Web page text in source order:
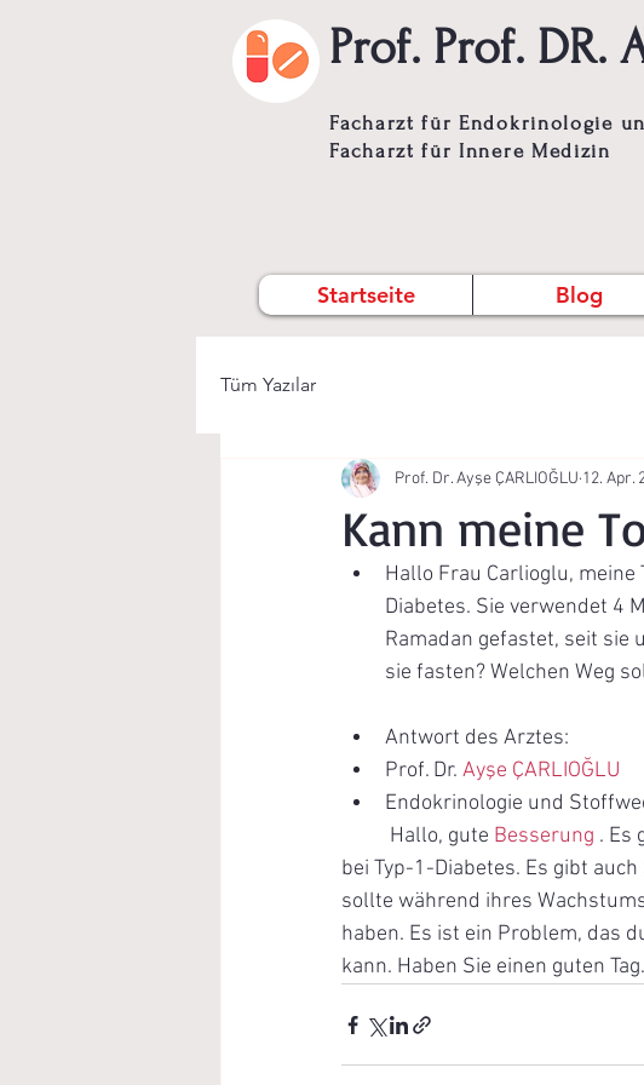
Prof. Prof. DR.
Facharzt für Endokrinologie
Facharzt für Innere Medizin
Startseite Blog
Tüm Yazılar
Kann meine
Prof. Dr. Ayşe ÇARLIOĞLU 12. Apr.
Hallo Frau Carlioglu,
Diabetes. Sie verwendet 4
Ramadan gefastet, seit sie
sie fasten? Welchen Weg
Antwort des Arztes:
Prof. Dr. Ayşe ÇARLIOĞLU
Endokrinologie und
	Hallo, gute
Besserung . Es
bei Typ-1-Diabetes. Es gibt
sollte während ihres
haben. Es ist ein Problem, das
kann. Haben Sie einen guten